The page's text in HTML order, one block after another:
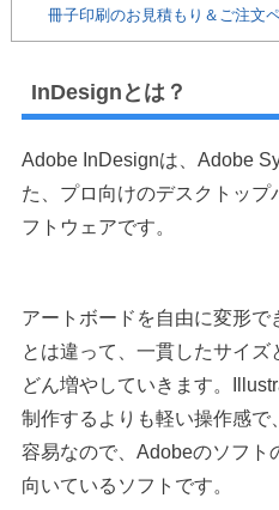
冊子印刷のお見積もり＆ご注文
InDesignとは？
Adobe InDesignは、Adobe
た、プロ向けのデスクトッ
フトウェアです。
アートボードを自由に変形
とは違って、一貫したサイ
どん増やしていきます。
制作するよりも軽い操作感で
容易なので、Adobeのソフト
向いているソフトです。